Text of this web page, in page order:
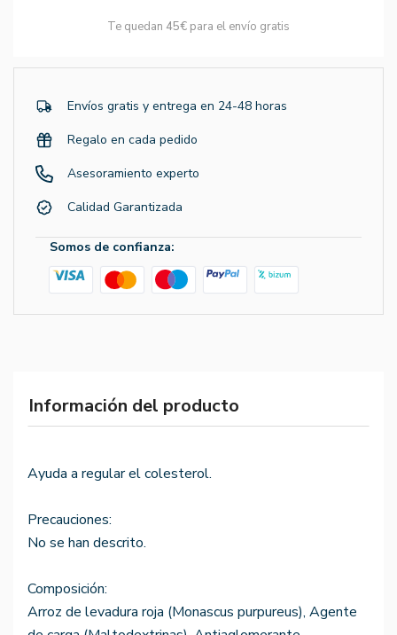
Te quedan 45€ para el envío gratis
Envíos gratis y entrega en 24-48 horas
Regalo en cada pedido
Asesoramiento experto
Calidad Garantizada
Somos de confianza:
Información del producto
Ayuda a regular el colesterol.
Precauciones:
No se han descrito.
Composición:
Arroz de levadura roja (Monascus purpureus), Agente